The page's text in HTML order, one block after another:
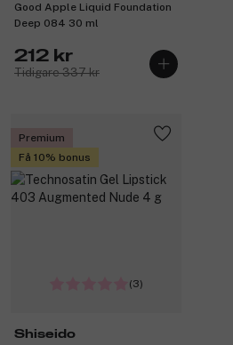
Good Apple Liquid Foundation
Deep 084 30 ml
212 kr
Tidigare 337 kr
Premium
Få 10% bonus
(3)
Shiseido